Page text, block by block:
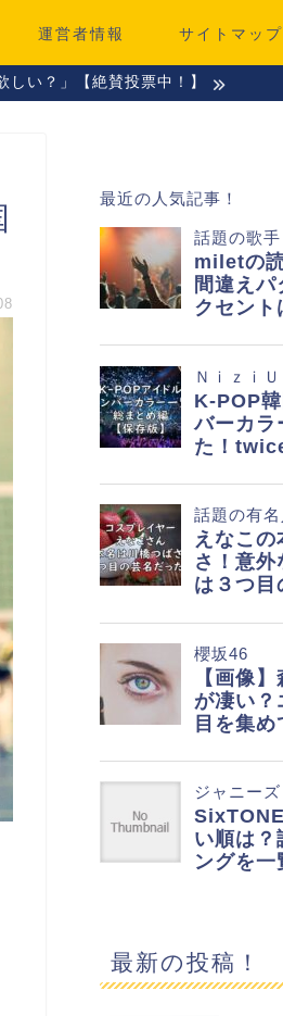
運営者情報 サイトマップ
い？」【絶賛投票中！】
最近の人気記事！
最新の投稿！